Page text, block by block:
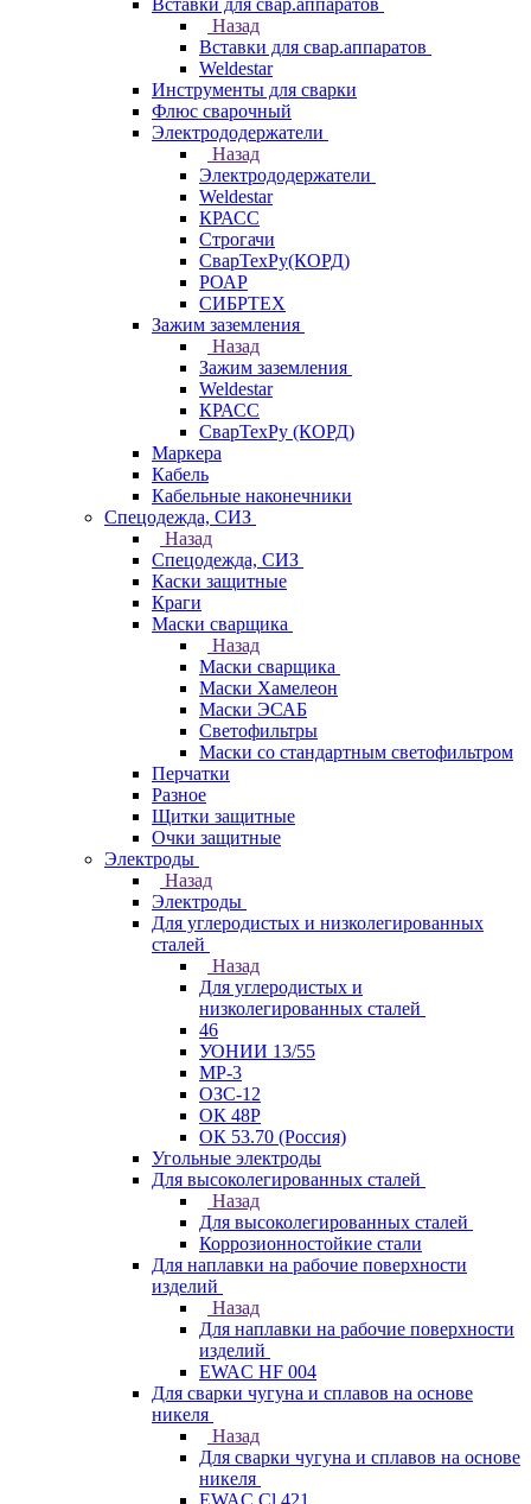
Вставки для свар.аппаратов
Назад
Вставки для свар.аппаратов
Weldestar
Инструменты для сварки
Флюс сварочный
Электрододержатели
Назад
Электрододержатели
Weldestar
КРАСС
Строгачи
СварТехРу(КОРД)
РОАР
СИБРТЕХ
Зажим заземления
Назад
Зажим заземления
Weldestar
КРАСС
СварТехРу (КОРД)
Маркера
Кабель
Кабельные наконечники
Спецодежда, СИЗ
Назад
Спецодежда, СИЗ
Каски защитные
Краги
Маски сварщика
Назад
Маски сварщика
Маски Хамелеон
Маски ЭСАБ
Светофильтры
Маски со стандартным светофильтром
Перчатки
Разное
Щитки защитные
Очки защитные
Электроды
Назад
Электроды
Для углеродистых и низколегированных
сталей
Назад
Для углеродистых и
низколегированных сталей
46
УОНИИ 13/55
МР-3
ОЗС-12
ОК 48Р
ОК 53.70 (Россия)
Угольные электроды
Для высоколегированных сталей
Назад
Для высоколегированных сталей
Коррозионностойкие стали
Для наплавки на рабочие поверхности
изделий
Назад
Для наплавки на рабочие поверхности
изделий
EWAC HF 004
Для сварки чугуна и сплавов на основе
никеля
Назад
Для сварки чугуна и сплавов на основе
никеля
EWAC Cl 421